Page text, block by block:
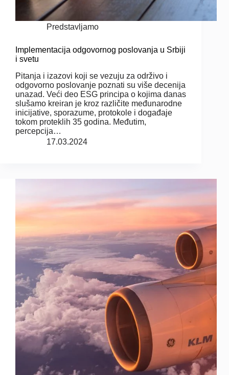
Predstavljamo
Implementacija odgovornog poslovanja u Srbiji
i svetu
Pitanja i izazovi koji se vezuju za održivo i
odgovorno poslovanje poznati su više decenija
unazad. Veći deo ESG principa o kojima danas
slušamo kreiran je kroz različite međunarodne
inicijative, sporazume, protokole i događaje
tokom proteklih 35 godina. Međutim,
percepcija…
17.03.2024